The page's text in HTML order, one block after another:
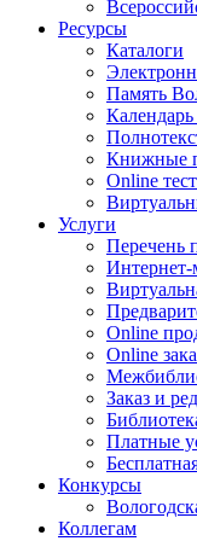
Ресурсы
Каталоги
Память
Книжные
Online
Услуги
Перечень
Интернет-
Online
Online
Заказ и
Платные
Конкурсы
Коллегам